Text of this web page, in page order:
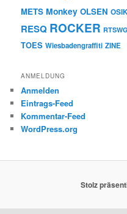
METS Monkey OLSEN
RESQ ROCKER
TOES Wiesbadengraffiti ZINE
ANMELDUNG
Anmelden
Eintrags-Feed
Kommentar-Feed
WordPress.org
Stolz